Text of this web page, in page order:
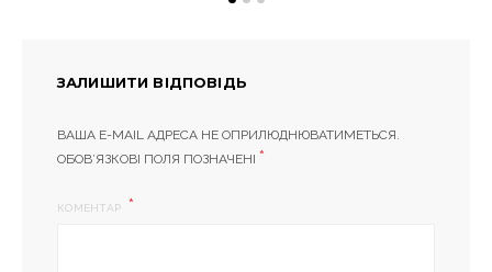
ЗАЛИШИТИ ВІДПОВІДЬ
ВАША E-MAIL АДРЕСА НЕ ОПРИЛЮДНЮВАТИМЕТЬСЯ.
ОБОВ’ЯЗКОВІ ПОЛЯ ПОЗНАЧЕНІ *
КОМЕНТАР